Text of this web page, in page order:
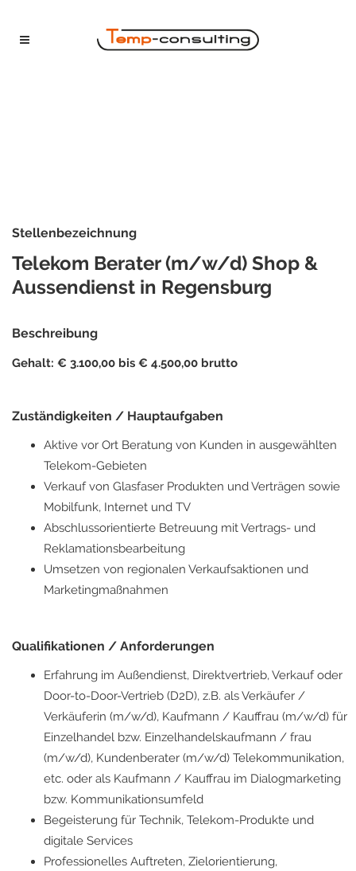
Stellenbezeichnung
Telekom Berater (m/w/d) Shop &
Aussendienst in Regensburg
Beschreibung
Gehalt: € 3.100,00 bis € 4.500,00 brutto
Zuständigkeiten / Hauptaufgaben
Aktive vor Ort Beratung von Kunden in ausgewählten
Telekom-Gebieten
Verkauf von Glasfaser Produkten und Verträgen sowie
Mobilfunk, Internet und TV
Abschlussorientierte Betreuung mit Vertrags- und
Reklamationsbearbeitung
Umsetzen von regionalen Verkaufsaktionen und
Marketingmaßnahmen
Qualifikationen / Anforderungen
Erfahrung im Außendienst, Direktvertrieb, Verkauf oder
Door-to-Door-Vertrieb (D2D), z.B. als Verkäufer /
Verkäuferin (m/w/d), Kaufmann / Kauffrau (m/w/d) für
Einzelhandel bzw. Einzelhandelskaufmann / frau
(m/w/d), Kundenberater (m/w/d) Telekommunikation,
etc. oder als Kaufmann / Kauffrau im Dialogmarketing
bzw. Kommunikationsumfeld
Begeisterung für Technik, Telekom-Produkte und
digitale Services
Professionelles Auftreten, Zielorientierung,